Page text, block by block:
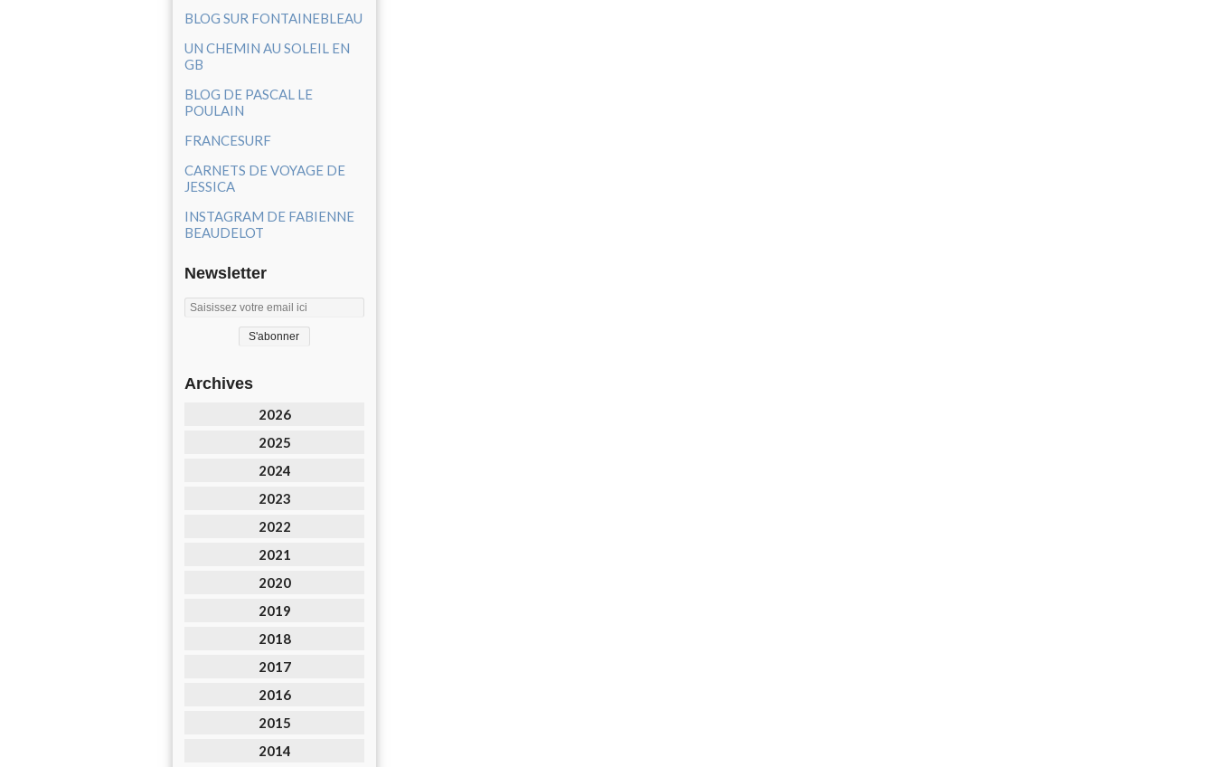
BLOG SUR FONTAINEBLEAU
UN CHEMIN AU SOLEIL EN
GB
BLOG DE PASCAL LE
POULAIN
FRANCESURF
CARNETS DE VOYAGE DE
JESSICA
INSTAGRAM DE FABIENNE
BEAUDELOT
Newsletter
Archives
2026
2025
2024
2023
2022
2021
2020
2019
2018
2017
2016
2015
2014